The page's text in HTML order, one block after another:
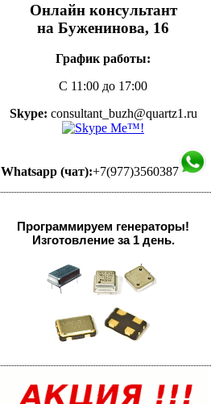
Онлайн консультант
на Буженинова, 16
График работы:
С 11:00 до 17:00
Skype: consultant_buzh@quartz1.ru
Whatsapp (чат):+7(977)3560387
Программируем генераторы!
Изготовление за 1 день.